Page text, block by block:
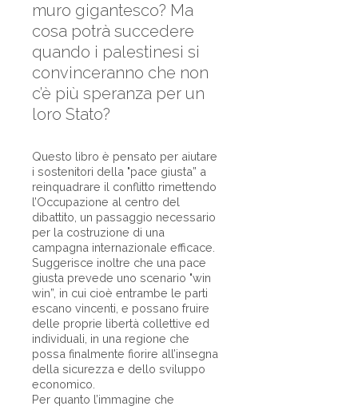
muro gigantesco? Ma
cosa potrà succedere
quando i palestinesi si
convinceranno che non
c’è più speranza per un
loro Stato?
Questo libro è pensato per aiutare
i sostenitori della "pace giusta” a
reinquadrare il conflitto rimettendo
l’Occupazione al centro del
dibattito, un passaggio necessario
per la costruzione di una
campagna internazionale efficace.
Suggerisce inoltre che una pace
giusta prevede uno scenario "win
win”, in cui cioè entrambe le parti
escano vincenti, e possano fruire
delle proprie libertà collettive ed
individuali, in una regione che
possa finalmente fiorire all’insegna
della sicurezza e dello sviluppo
economico.
Per quanto l’immagine che